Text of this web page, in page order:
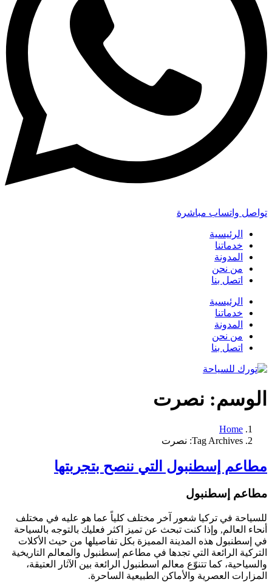
تواصل واتساب مباشرة
الرئيسية
خدماتنا
المدونة
من نحن
اتصل بنا
الرئيسية
خدماتنا
المدونة
من نحن
اتصل بنا
الوسم: نصرت
Home
Tag Archives: نصرت
مطاعم إسطنبول التي ننصح بتجربتها
مطاعم إسطنبول
للسياحة في تركيا شعور آخر مختلف كلياً عما هو عليه في مختلف
أنحاء العالم, وإذا كنت تبحث عن تميز اكثر فعليك بالتوجه بالسياحة
في إسطنبول هذه المدينة المميزة بكل تفاصيلها من حيث الأكلات
التركية الرائعة التي تجدها في مطاعم إسطنبول والمعالم التاريخية
والسياحية، كما تتنوّع معالم اسطنبول الرائعة بين الآثار العتيقة،
المزارات العصرية والأماكن الطبيعية الساحرة.